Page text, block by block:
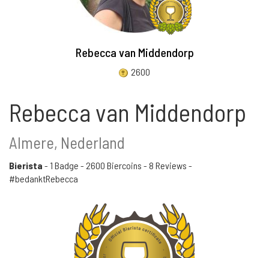
Rebecca van Middendorp
2600
Rebecca van Middendorp
Almere, Nederland
Bierista - 1 Badge - 2600 Biercoins - 8 Reviews -
#bedanktRebecca